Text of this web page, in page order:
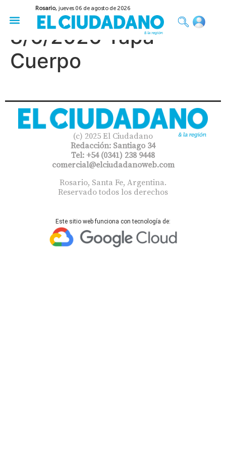
Rosario,jueves 06 de agosto de 2026
8/6/2026 Tapa
Cuerpo
(c) 2025 El Ciudadano
Redacción: Santiago 34
Tel: +54 (0341) 238 9448
comercial@elciudadanoweb.com​
Rosario, Santa Fe, Argentina.
Reservado todos los derechos
Este sitio web funciona con tecnología de: